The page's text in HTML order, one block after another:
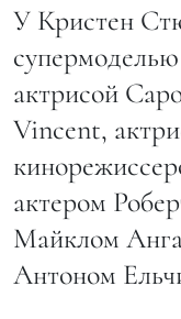
У Кристен
актрисой
Vincent,
актером
Майклом
Антоном